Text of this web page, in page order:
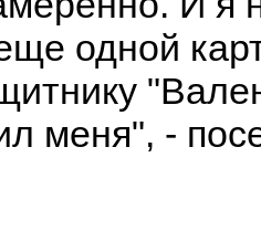
одной
меня", -